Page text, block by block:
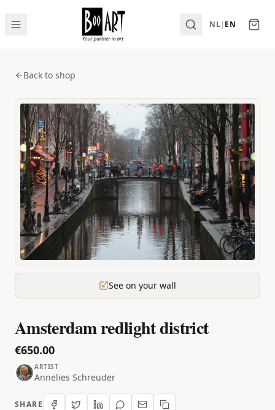
NL| EN
Back to shop
See on your wall
Amsterdam redlight district
€650.00
ARTIST
Annelies Schreuder
SHARE